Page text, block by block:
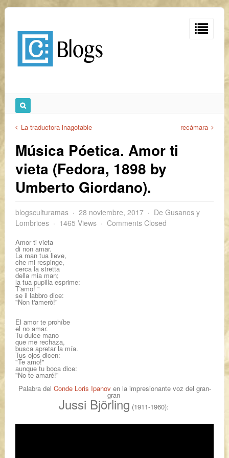
La traductora inagotable recámara
Música Póetica. Amor ti
vieta (Fedora, 1898 by
Umberto Giordano).
blogsculturamas 28 noviembre, 2017
De Gusanos y
Lombrices
1465 Views Comments Closed
Amor ti vieta
di non amar.
La man tua lieve,
che mi respinge,
cerca la stretta
della mia man;
la tua pupilla esprime:
T'amo! "
se il labbro dice:
"Non t'amerò!"
El amor te prohíbe
el no amar.
Tu dulce mano
que me rechaza,
busca apretar la mía.
Tus ojos dicen:
"Te amo!"
aunque tu boca dice:
"No te amaré!"
Palabra del Conde Loris Ipanoven la impresionante voz del gran-
gran
Jussi Björling (1911-1960):